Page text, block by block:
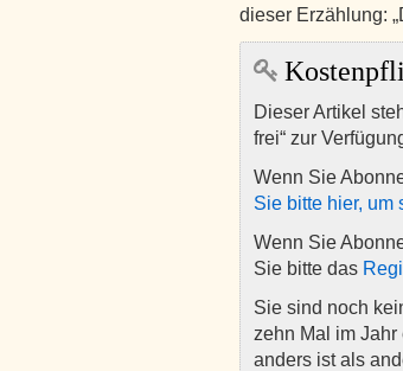
dieser Erzählung:
Dieser Artikel
frei“ zur
Wenn Sie
Sie bitte hier, um
Wenn Sie
Sie bitte das
Sie sind noch
zehn Mal im
anders ist als